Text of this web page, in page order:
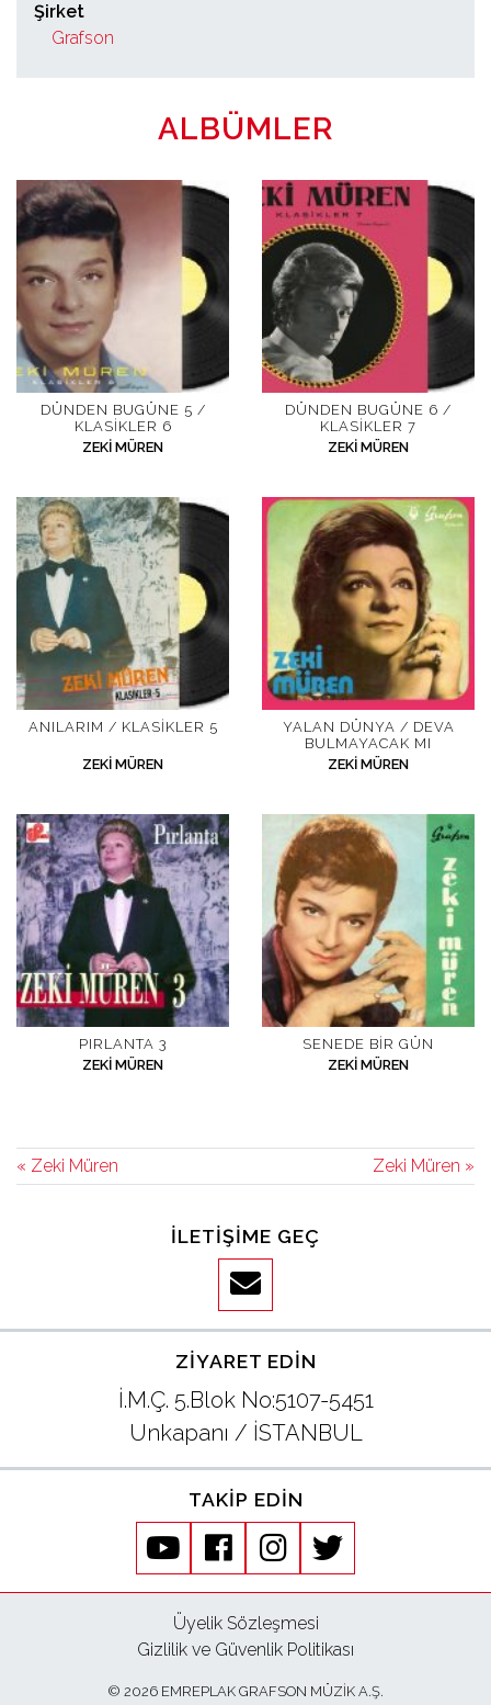
Şirket
Grafson
ALBÜMLER
DÜNDEN BUGÜNE 5 /
KLASIKLER 6
ZEKI MÜREN
DÜNDEN BUGÜNE 6 /
KLASIKLER 7
ZEKI MÜREN
ANILARIM / KLASIKLER 5
ZEKI MÜREN
YALAN DÜNYA / DEVA
BULMAYACAK MI
ZEKI MÜREN
PIRLANTA 3
ZEKI MÜREN
SENEDE BIR GÜN
ZEKI MÜREN
« Zeki Müren Zeki Müren »
İLETIŞIME GEÇ
ZIYARET EDIN
İ.M.Ç. 5.Blok No:5107-5451
Unkapanı / İSTANBUL
TAKIP EDIN
youtubefacebookinstagram
Üyelik Sözleşmesi
Gizlilik ve Güvenlik Politikası
© 2026 EMREPLAK GRAFSON MÜZİK A.Ş.